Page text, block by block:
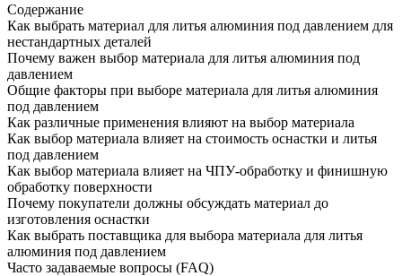
Содержание
Как выбрать материал для литья алюминия под давлением для
нестандартных деталей
Почему важен выбор материала для литья алюминия под
давлением
Общие факторы при выборе материала для литья алюминия
под давлением
Как различные применения влияют на выбор материала
Как выбор материала влияет на стоимость оснастки и литья
под давлением
Как выбор материала влияет на ЧПУ-обработку и финишную
обработку поверхности
Почему покупатели должны обсуждать материал до
изготовления оснастки
Как выбрать поставщика для выбора материала для литья
алюминия под давлением
Часто задаваемые вопросы (FAQ)